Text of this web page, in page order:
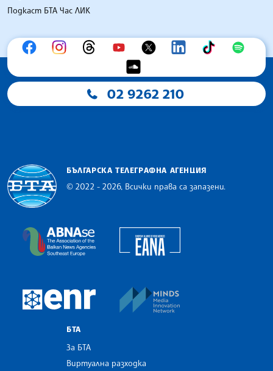
Подкаст БТА Час ЛИК
02 9262 210
БЪЛГАРСКА ТЕЛЕГРАФНА АГЕНЦИЯ
© 2022 - 2026, Всички права са запазени.
The Assocoation of the Balkan News Agencies
European Newsroom
БТА
За БТА
Виртуална разходка